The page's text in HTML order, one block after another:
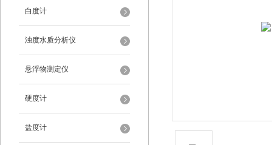
白度计
浊度水质分析仪
悬浮物测定仪
硬度计
盐度计